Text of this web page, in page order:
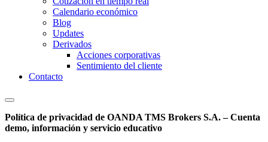
Calendario económico
Blog
Updates
Derivados
Acciones corporativas
Sentimiento del cliente
Contacto
Política de privacidad de OANDA TMS Brokers S.A. – Cuenta
demo, información y servicio educativo